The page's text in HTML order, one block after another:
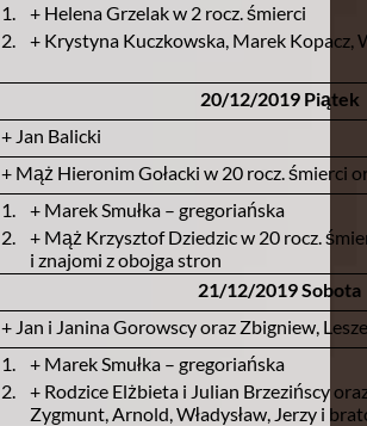
1.
+ Helena Grzelak w 2 rocz. śmierci
2.
+ Krystyna Kuczkowska, Marek Kopacz,
20/12/2019 Piątek
+ Jan Balicki
+ Mąż Hieronim Gołacki w 20 rocz. śmierci
1.
+ Marek Smułka – gregoriańska
2.
+ Mąż Krzysztof Dziedzic w 20 rocz.
i znajomi z obojga stron
21/12/2019 Sobota
+ Jan i Janina Gorowscy oraz Zbigniew,
1.
+ Marek Smułka – gregoriańska
2.
+ Rodzice Elżbieta i Julian Brzezińscy
Zygmunt, Arnold, Władysław, Jerzy i